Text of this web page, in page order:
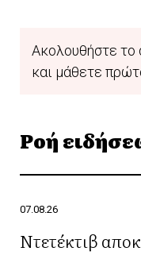
Ακολουθήστε το
και μάθετε
Ροή
07.08.26
Ντετέκτιβ